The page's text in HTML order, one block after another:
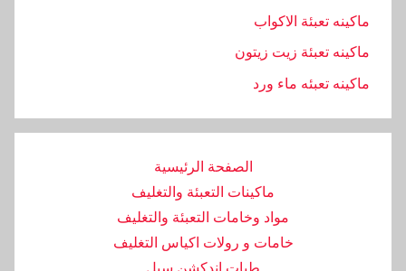
ماكينه تعبئة الاكواب
ماكينه تعبئة زيت زيتون
ماكينه تعبئه ماء ورد
الصفحة الرئيسية
ماكينات التعبئة والتغليف
مواد وخامات التعبئة والتغليف
خامات و رولات اكياس التغليف
طبات اندكشن سيل